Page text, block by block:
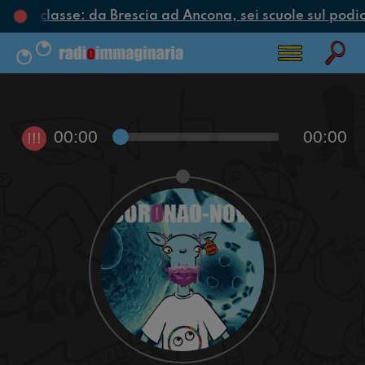
di classe: da Brescia ad Ancona, sei scuole sul
!!! 00:00 00:00